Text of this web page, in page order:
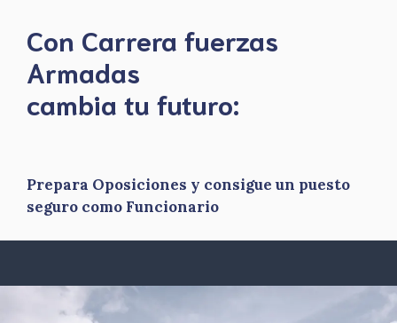
Con Carrera fuerzas
Armadas
​cambia tu futuro:
Prepara Oposiciones y consigue un puesto
seguro como Funcionario